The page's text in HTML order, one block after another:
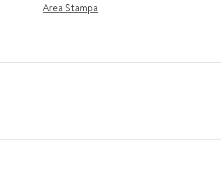
Area Stampa